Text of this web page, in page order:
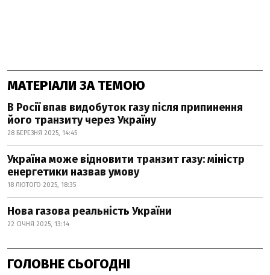
МАТЕРІАЛИ ЗА ТЕМОЮ
В Росії впав видобуток газу після припинення
його транзиту через Україну
28 БЕРЕЗНЯ 2025, 14:45
Україна може відновити транзит газу: міністр
енергетики назвав умову
18 ЛЮТОГО 2025, 18:35
Нова газова реальність України
22 СІЧНЯ 2025, 13:14
ГОЛОВНЕ СЬОГОДНІ